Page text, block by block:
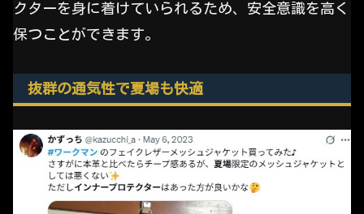
クターを身に着けていられるため、安全意識を高く
保つことができます。
抜群の通気性で夏場も快適